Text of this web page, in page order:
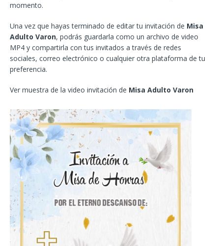
momento.
Una vez que hayas terminado de editar tu invitación de Misa
Adulto Varon, podrás guardarla como un archivo de video
MP4 y compartirla con tus invitados a través de redes
sociales, correo electrónico o cualquier otra plataforma de tu
preferencia.
Ver muestra de la video invitación de Misa Adulto Varon